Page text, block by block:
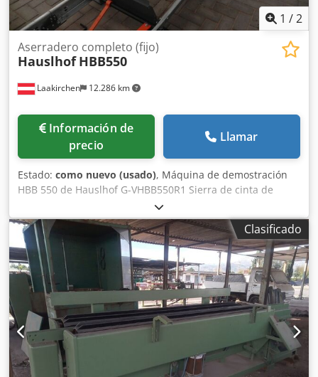
1 /2
Laakirchen 12.286 km
Aserradero completo (fijo)
Hauslhof HBB550
Información de
precio
Llamar
Estado: como nuevo (usado), Máquina de demostración
HBB 550 de Hauslhof G-VHBB550R1 Sierra de cinta de
bloque robusta para un diámetro de tronco de hasta 55
cm, buena precisión de corte, ajuste de altura exacto y
sencillo, de fácil manejo. Parte superior con recubrimiento
en polvo, base parcialmente galvanizada. Se puede
ampliar de forma ilimitada con secciones de extensión.
Chedjzqq Nnopfx Ab Tsa Certificación CE. ¡El original!, ¡no
una copia! Datos técnicos: diámetro máximo del tronco:
550 mm ancho máximo de la tabla: 460 mm potencia del
motor S6: 3,7 kW (3 kW S1) longitud de corte, versión
básica: 3,7 m longitud de la cinta de sierra: 3200 mm
ancho de la cinta de sierra: hasta 35 mm longitud de corte,
sección de extensión (opcional): 2,3 m peso: 355 kg
Clasificado